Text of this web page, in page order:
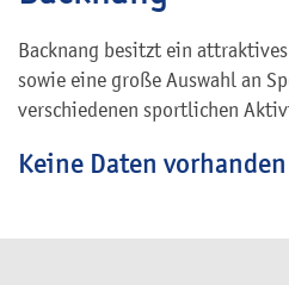
Backnang besitzt ein
sowie eine große Auswahl an
verschiedenen sportlichen
Keine Daten vorhanden